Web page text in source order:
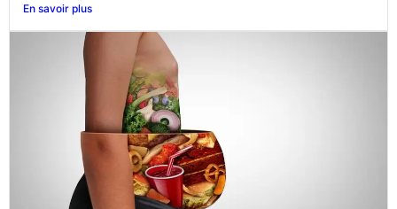
En savoir plus